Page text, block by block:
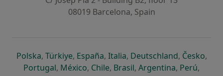
08019 Barcelona, Spain
Polskaabre num novo separador
, Türkiyeabre num novo separador
, Españaabre num novo separador
, Italiaabre num novo
, Deutschlandabre num
, Česko,
Portugalabre num novo separador
, Méxicoabre num novo separador
, Chileabre num novo separador
, Brasilabre num novo
, Argentinaabre num
, Perúabre
,